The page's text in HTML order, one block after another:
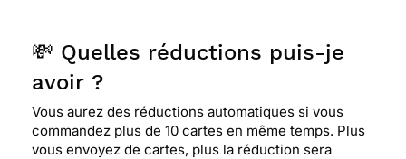
💸 Quelles réductions puis-je
avoir ?
Vous aurez des réductions automatiques si vous
commandez plus de 10 cartes en même temps. Plus
vous envoyez de cartes, plus la réduction sera